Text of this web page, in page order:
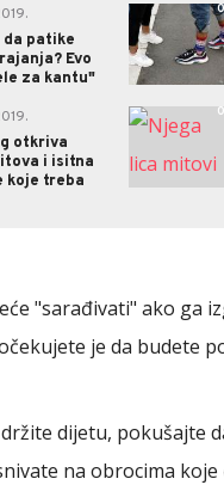
da patike
Evo
za kantu"
otkriva
i isitna
koje treba
"sarađivati" ako ga
je da budete
dijetu, pokušajte
na obrocima